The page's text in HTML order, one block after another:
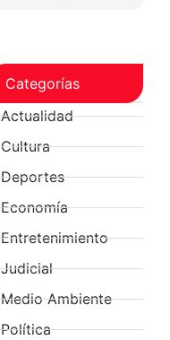
Categorías
Actualidad
Cultura
Deportes
Economía
Entretenimiento
Judicial
Medio Ambiente
Política